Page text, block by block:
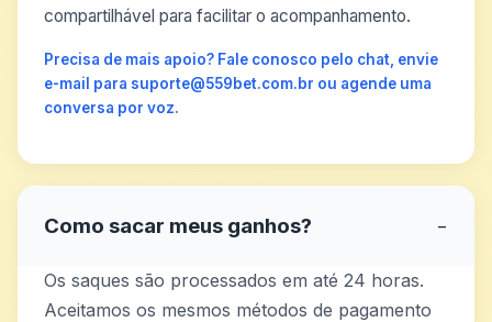
compartilhável para facilitar o acompanhamento.
Precisa de mais apoio? Fale conosco pelo chat, envie
e-mail para suporte@559bet.com.br ou agende uma
conversa por voz.
Como sacar meus ganhos? −
Os saques são processados em até 24 horas.
Aceitamos os mesmos métodos de pagamento